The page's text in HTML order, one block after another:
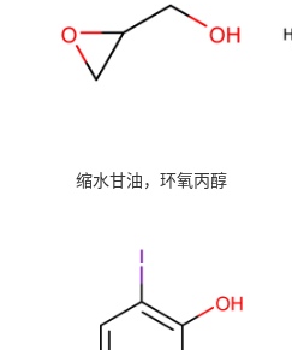
缩水甘油，环氧丙醇